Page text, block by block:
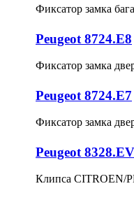
Фиксатор замка
Peugeot 8724.E8
Фиксатор замка
Peugeot 8724.E7
Фиксатор замка
Peugeot 8328.EV
Клипса CITROEN/